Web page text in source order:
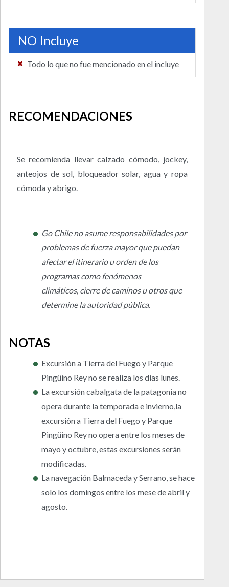
NO Incluye
Todo lo que no fue mencionado en el incluye
RECOMENDACIONES
Se recomienda llevar calzado cómodo, jockey,
anteojos de sol, bloqueador solar, agua y ropa
cómoda y abrigo.
Go Chile no asume responsabilidades por
problemas de fuerza mayor que puedan
afectar el itinerario u orden de los
programas como fenómenos
climáticos, cierre de caminos u otros que
determine la autoridad pública.
NOTAS
Excursión a Tierra del Fuego y Parque
Pingüino Rey no se realiza los días lunes.
La excursión cabalgata de la patagonia no
opera durante la temporada e invierno,la
excursión a Tierra del Fuego y Parque
Pingüino Rey no opera entre los meses de
mayo y octubre, estas excursiones serán
modificadas.
La navegación Balmaceda y Serrano, se hace
solo los domingos entre los mese de abril y
agosto.